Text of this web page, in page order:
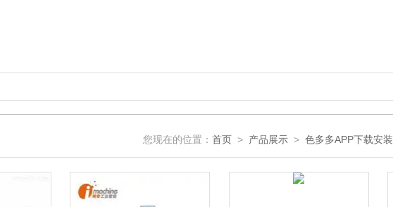
您现在的位置： 首页 > 产品展示 > 色多多APP下载安装